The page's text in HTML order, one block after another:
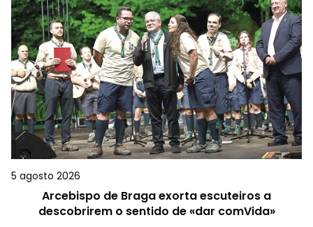
5 agosto 2026
Arcebispo de Braga exorta escuteiros a
descobrirem o sentido de «dar comVida»